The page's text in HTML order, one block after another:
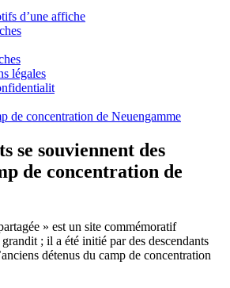
d’une affiche
légales
de concentration de Neuengamme
se souviennent des
de concentration de
» est un site commémoratif
; il a été initié par des descendants
détenus du camp de concentration